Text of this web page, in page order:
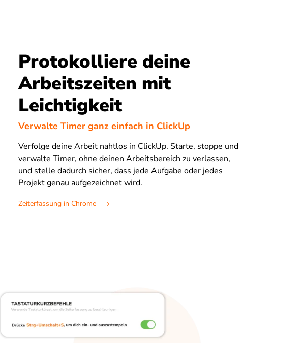
Protokolliere deine
Arbeitszeiten mit
Leichtigkeit
Verwalte Timer ganz einfach in ClickUp
Verfolge deine Arbeit nahtlos in ClickUp. Starte, stoppe und
verwalte Timer, ohne deinen Arbeitsbereich zu verlassen,
und stelle dadurch sicher, dass jede Aufgabe oder jedes
Projekt genau aufgezeichnet wird.
Zeiterfassung in Chrome